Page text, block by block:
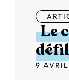
Le
9